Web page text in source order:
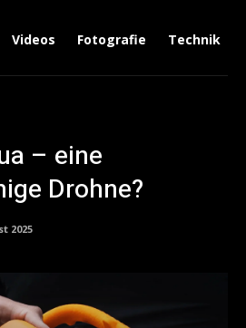
Videos Fotografie Technik
– eine
Drohne?
2025